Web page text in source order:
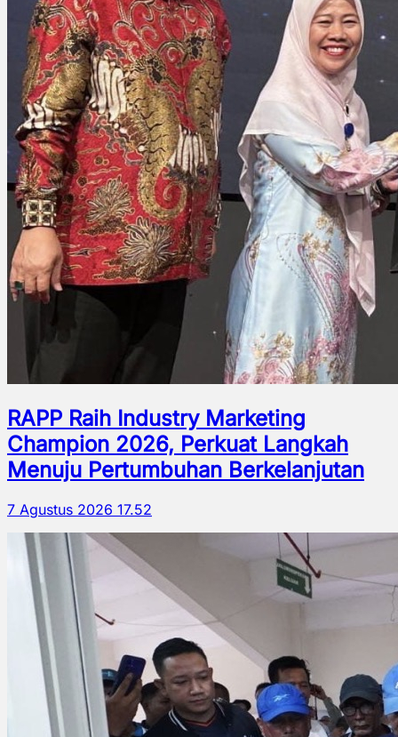
RAPP Raih Industry Marketing
Champion 2026, Perkuat Langkah
Menuju Pertumbuhan Berkelanjutan
7 Agustus 2026 17.52